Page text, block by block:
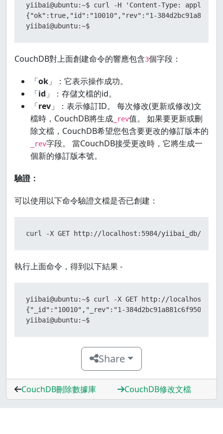
yiibai@ubuntu:~$ curl -H 'Content-Type:
{"ok":true,"id":"10010","rev":"1-
yiibai@ubuntu:~$
CouchDB對上面創建命令的響應包含3個字段：
「ok 」：它表示操作成功。
「id 」：存儲文檔的id。
「rev 」：表示修訂ID。 每次修改(更新或修改)文
檔時，CouchDB將生成 _rev值。 如果要更新或刪
除文檔，CouchDB希望您包含要更改的修訂版本的
_rev字段。 當CouchDB接受更改時，它將生成一
個新的修訂版本號。
驗證：
可以使用以下命令驗證文檔是否已創建：
curl -X GET http://localhost:5984/yiibai_db/10010
執行上面命令，得到以下結果 -
yiibai@ubuntu:~$ curl -X GET http://
{"_id":"10010","_rev":"1-
yiibai@ubuntu:~$
Share
CouchDB刪除數據庫 CouchDB修改文檔